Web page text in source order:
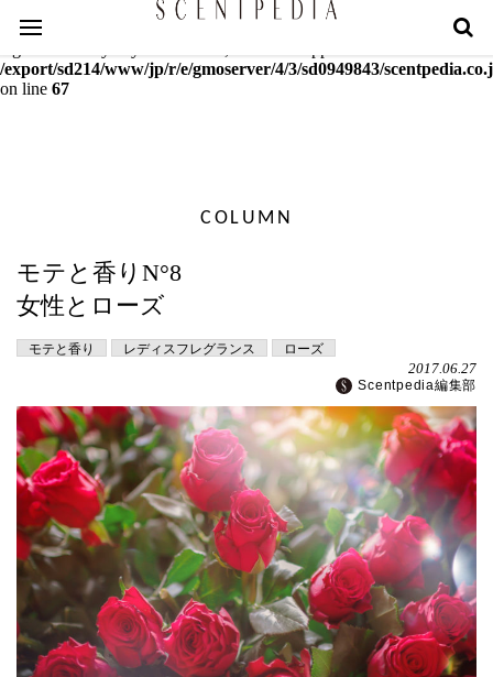
Warning
: mcrypt_decrypt(): Key of size 18 not supported by this
/export/sd214/www/jp/r/e/gmoserver/4/3/sd0949843/
on line 67
COLUMN
モテと香りN°8
女性とローズ
モテと香り レディスフレグランス ローズ
2017.06.27
Scentpedia編集部